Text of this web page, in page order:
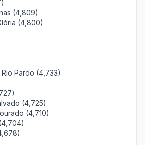
(4,809)
(4,800)
Pardo (4,733)
(4,725)
(4,710)